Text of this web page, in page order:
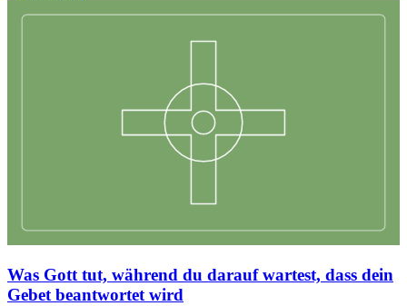
Was Gott tut, während du darauf wartest, dass dein
Gebet beantwortet wird